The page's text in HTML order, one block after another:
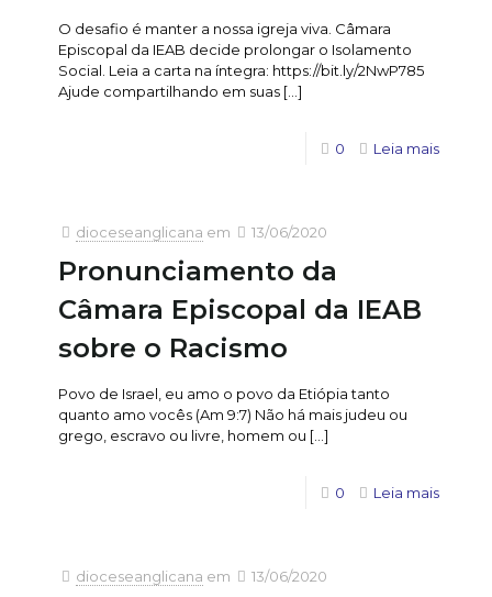
O desafio é manter a nossa igreja viva. Câmara
Episcopal da IEAB decide prolongar o Isolamento
Social. Leia a carta na íntegra: https://bit.ly/2NwP785
Ajude compartilhando em suas […]
0 Leia mais
dioceseanglicana em 13/06/2020
Pronunciamento da
Câmara Episcopal da IEAB
sobre o Racismo
Povo de Israel, eu amo o povo da Etiópia tanto
quanto amo vocês (Am 9:7) Não há mais judeu ou
grego, escravo ou livre, homem ou […]
0 Leia mais
dioceseanglicana em 13/06/2020